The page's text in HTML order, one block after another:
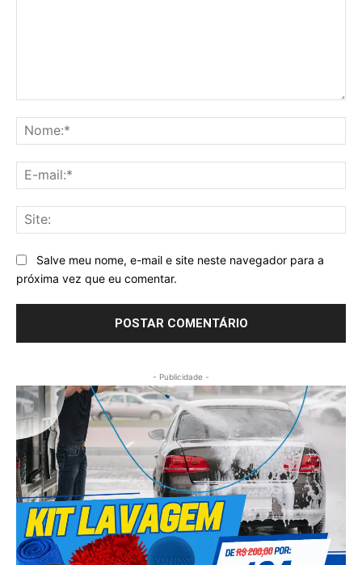
Salve meu nome, e-mail e site neste navegador para a
próxima vez que eu comentar.
- Publicidade -